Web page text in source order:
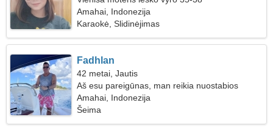
Amahai, Indonezija
Karaokė, Slidinėjimas
Fadhlan
42 metai, Jautis
Aš esu pareigūnas, man reikia nuostabios
moters
Amahai, Indonezija
Šeima